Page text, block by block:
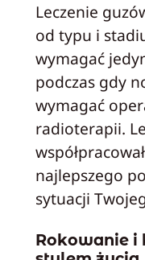
Leczenie
od typu i
wymagać
podczas gdy
wymagać
radioterapii.
najlepszego
sytuacji
Rokowanie i